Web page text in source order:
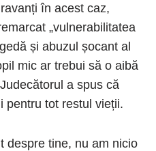
în acest caz,
„vulnerabilitatea
și abuzul șocant al
mic ar trebui să o aibă
a spus că
pentru tot restul vieții.
despre tine, nu am nicio